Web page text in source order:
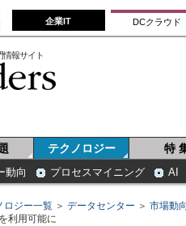
企業IT DCクラウド
情報サイト
テクノロジー 特
動向 プロセスマイニング AI
ロジー一覧 ＞ データセンター ＞ 市場動向
利用可能に